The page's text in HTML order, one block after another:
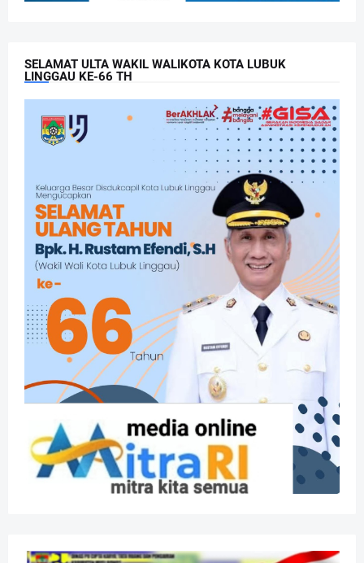
SELAMAT ULTA WAKIL WALIKOTA KOTA LUBUK
LINGGAU KE-66 TH